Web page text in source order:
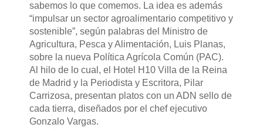
sabemos lo que comemos. La idea es además
“impulsar un sector agroalimentario competitivo y
sostenible”, según palabras del Ministrode
Agricultura, Pesca y Alimentación, Luis Planas,
sobre la nueva Política Agrícola Común (PAC).
Al hilo de lo cual, el Hotel H10 Villa de la Reina
de Madrid y la Periodista y Escritora, Pilar
Carrizosa, presentan platos con un ADN sello de
cada tierra, diseñados por el chef ejecutivo
Gonzalo Vargas.